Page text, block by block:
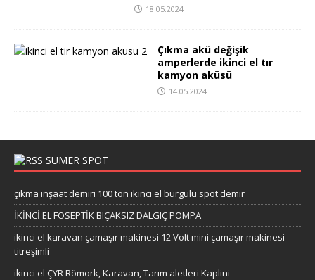
18.05.2024
Çıkma akü değişik
amperlerde ikinci el tır
kamyon aküsü
14.05.2024
SÜMER SPOT
çıkma inşaat demiri 100 ton ikinci el burgulu spot demir
İKİNCİ EL FOSEPTİK BIÇAKSIZ DALGIÇ POMPA
ikinci el karavan çamaşır makinesi 12 Volt mini çamaşır makinesi
titreşimli
ikinci el ÇYR Römork, Karavan, Tarım aletleri Kaplini